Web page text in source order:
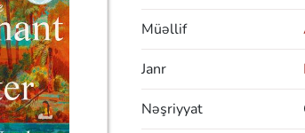
Müəllif
Janr
Nəşriyyat